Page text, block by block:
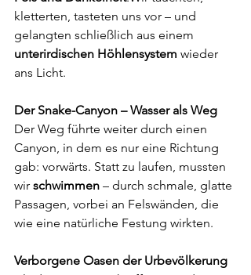
kletterten, tasteten uns vor – und
gelangten schließlich aus einem
unterirdischen Höhlensystem wieder
ans Licht.
Der Snake-Canyon – Wasser als Weg
Der Weg führte weiter durch einen
Canyon, in dem es nur eine Richtung
gab: vorwärts. Statt zu laufen, mussten
wir schwimmen – durch schmale, glatte
Passagen, vorbei an Felswänden, die
wie eine natürliche Festung wirkten.
Verborgene Oasen der Urbevölkerung